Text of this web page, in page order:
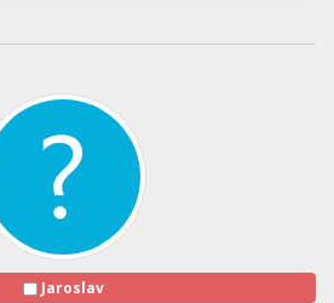
Jaroslav